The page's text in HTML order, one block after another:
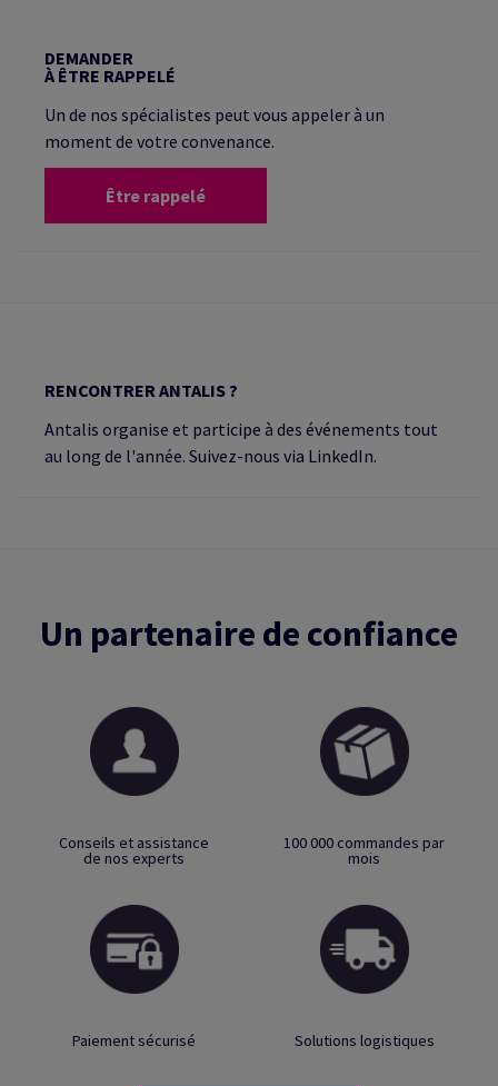
DEMANDER
À ÊTRE RAPPELÉ
Un de nos spécialistes peut vous appeler à un
moment de votre convenance.
Être rappelé
RENCONTRER ANTALIS ?
Antalis organise et participe à des événements tout
au long de l'année. Suivez-nous via LinkedIn.
Un partenaire de confiance
Conseils et assistance
de nos experts
100 000 commandes par
mois
Paiement sécurisé Solutions logistiques